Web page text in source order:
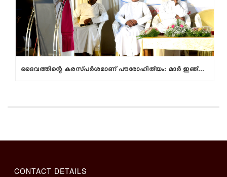
ദൈവത്തിന്റെ കരസ്പര്‍ശമാണ് പൗരോഹിത്യം: മാര്‍ ഇഞ്ചനാനിയില്‍
CONTACT DETAILS